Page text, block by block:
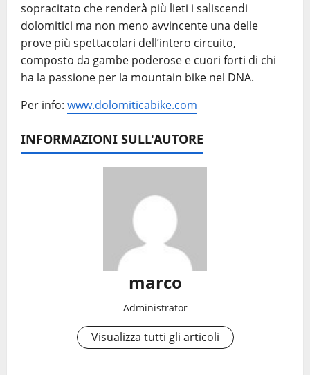
sopracitato che renderà più lieti i saliscendi
dolomitici ma non meno avvincente una delle
prove più spettacolari dell’intero circuito,
composto da gambe poderose e cuori forti di chi
ha la passione per la mountain bike nel DNA.
Per info: www.dolomiticabike.com
INFORMAZIONI SULL'AUTORE
marco
Administrator
Visualizza tutti gli articoli